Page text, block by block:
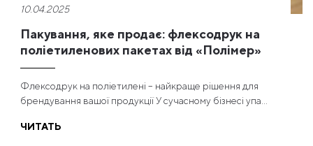
10.04.2025
Пакування, яке продає: флексодрук на
поліетиленових пакетах від «Полімер»
Флексодрук на поліетилені – найкраще рішення для
брендування вашої продукції У сучасному бізнесі упа...
ЧИТАТЬ